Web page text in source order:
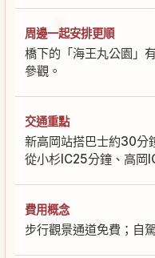
周邊一起安排更順
橋下的「海王丸公園」
參觀。
交通重點
新高岡站搭巴士約30分
從小杉IC25分鐘、高岡
費用概念
步行觀景通道免費；自